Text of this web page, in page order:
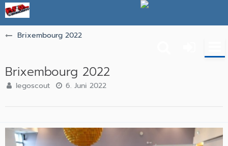
Brixembourg 2022
Brixembourg 2022
legoscout 6. Juni 2022